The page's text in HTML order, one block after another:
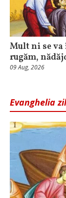
Mult ni se
rugăm,
09 Aug, 2026
Evanghelia